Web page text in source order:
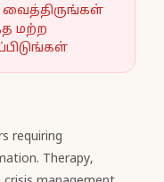
மற்ற
requiring
Therapy,